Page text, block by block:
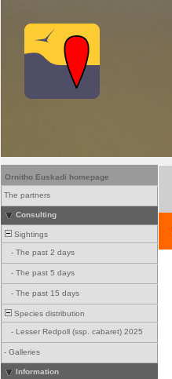
Ornitho Euskadi homepage
The partners
Consulting
Sightings
- The past 2 days
- The past 5 days
- The past 15 days
Species distribution
- Lesser Redpoll (ssp. cabaret) 2025
- Galleries
Information